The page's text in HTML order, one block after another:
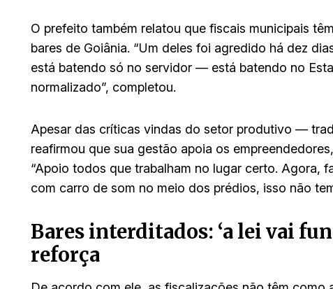
O prefeito também relatou que fiscais municipais
bares de Goiânia. “Um deles foi agredido há dez
está batendo só no servidor — está batendo no
normalizado”, completou.
Apesar das críticas vindas do setor produtivo —
reafirmou que sua gestão apoia os
“Apoio todos que trabalham no lugar certo. Agora,
com carro de som no meio dos prédios, isso não
Bares interditados: ‘a lei vai
reforça